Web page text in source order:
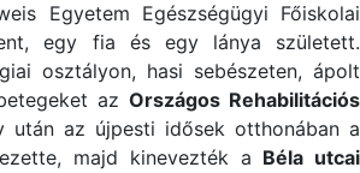
Egyetem Egészségügyi Főiskolai
egy fia és egy lánya született.
osztályon, hasi sebészeten, ápolt
az Országos Rehabilitációs
után az újpesti idősek otthonában a
majd kinevezték a Béla utcai